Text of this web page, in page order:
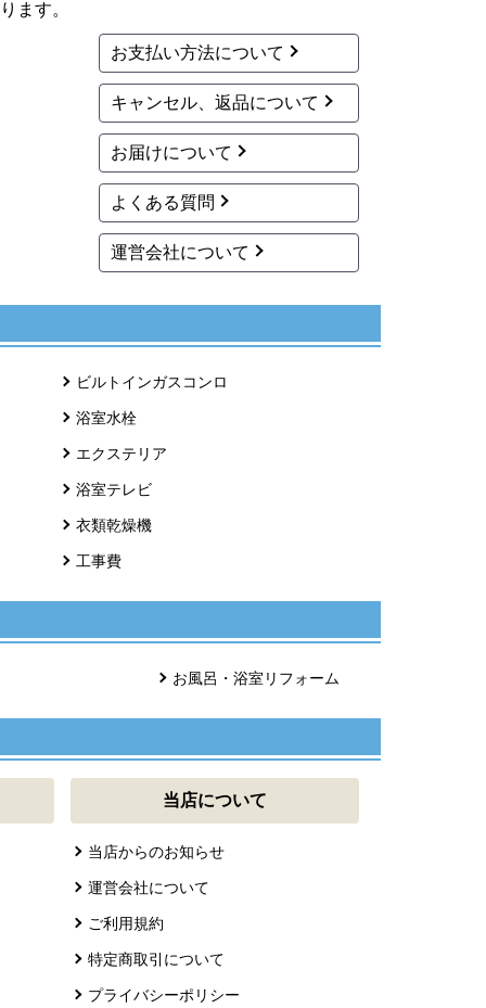
ます。
お支払い方法について
キャンセル、返品について
お届けについて
よくある質問
運営会社について
ビルトインガスコンロ
浴室水栓
エクステリア
浴室テレビ
衣類乾燥機
工事費
お風呂・浴室リフォーム
当店について
当店からのお知らせ
運営会社について
ご利用規約
特定商取引について
プライバシーポリシー